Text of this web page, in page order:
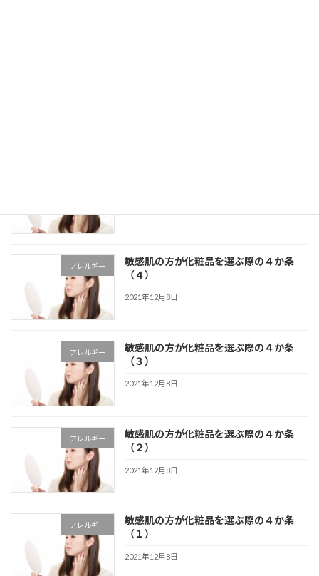
アレルギー
敏感肌の方が化粧品を選ぶ際の４か条
（４）
2021年12月8日
アレルギー
敏感肌の方が化粧品を選ぶ際の４か条
（３）
2021年12月8日
アレルギー
敏感肌の方が化粧品を選ぶ際の４か条
（２）
2021年12月8日
アレルギー
敏感肌の方が化粧品を選ぶ際の４か条
（１）
2021年12月8日